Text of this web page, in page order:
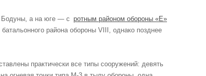
Бодуны, а на юге — с ротным районом обороны «Е»
района обороны VIII, однако позднее
практически все типы сооружений: девять